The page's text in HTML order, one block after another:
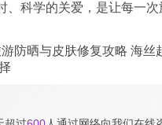
科学的关爱，是让每一
防晒与皮肤修复攻略 海丝